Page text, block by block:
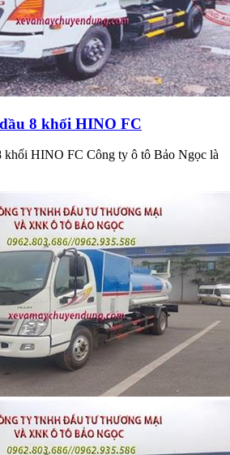
8 khối HINO FC
khối HINO FC Công ty ô tô Bảo Ngọc là